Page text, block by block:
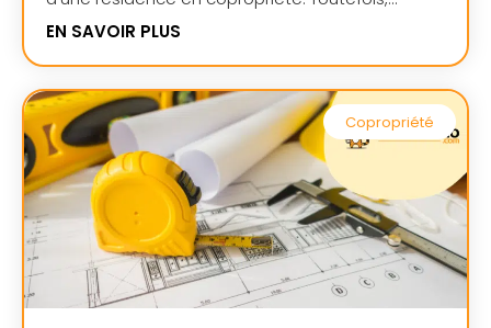
EN SAVOIR PLUS
Copropriété